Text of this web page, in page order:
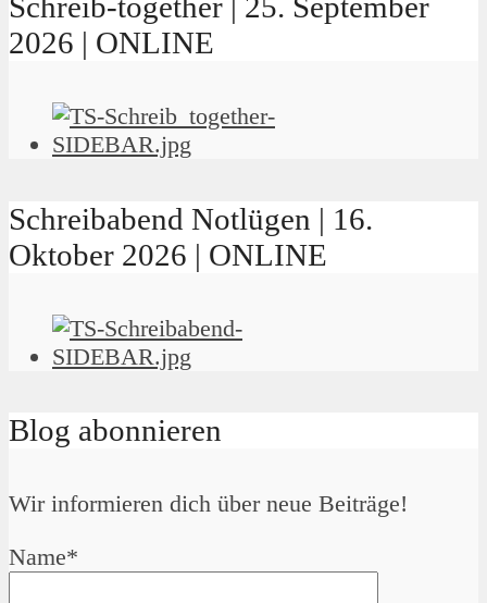
2026 | ONLINE
Schreibabend Notlügen | 16.
Oktober 2026 | ONLINE
Blog abonnieren
Wir informieren dich über neue Beiträge!
Name*